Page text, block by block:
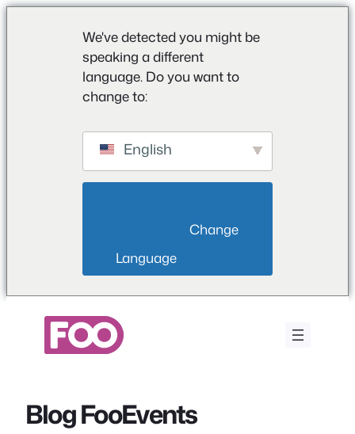
We've detected you might be
speaking a different
language. Do you want to
change to:
English
Language
contenido
Blog FooEvents